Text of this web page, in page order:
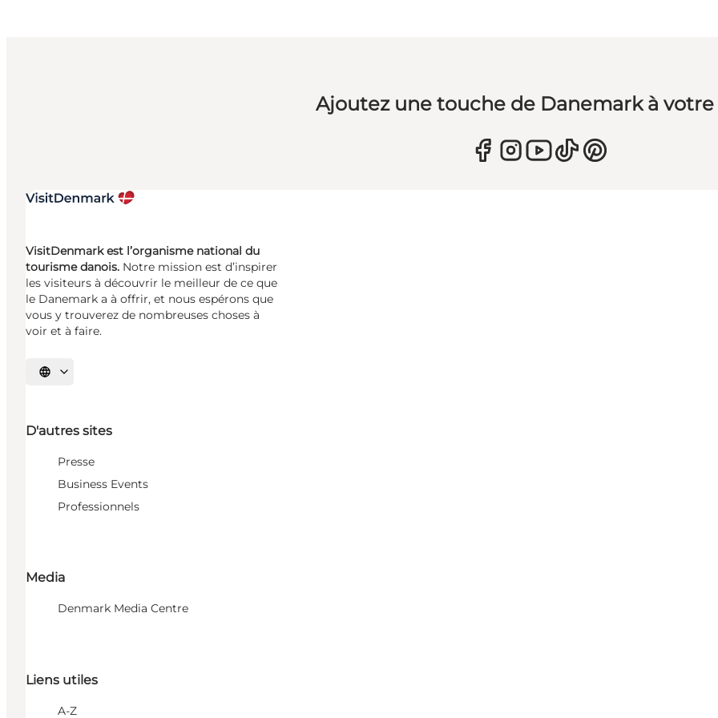
Ajoutez une touche de Danemark à
VisitDenmark est l’organisme national du
tourisme danois. Notre mission est d’inspirer
les visiteurs à découvrir le meilleur de ce que
le Danemark a à offrir, et nous espérons que
vous y trouverez de nombreuses choses à
voir et à faire.
Choisissez la langue
D'autres sites
Presse
Business Events
Professionnels
Media
Denmark Media Centre
Liens utiles
A-Z